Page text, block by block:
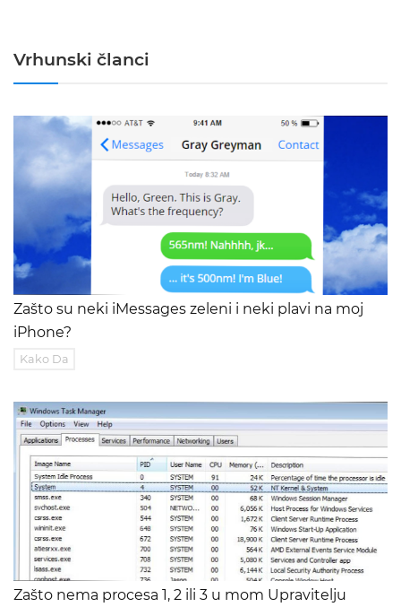
Vrhunski članci
Zašto su neki iMessages zeleni i neki plavi na moj
iPhone?
Kako Da
Zašto nema procesa 1, 2 ili 3 u mom Upravitelju